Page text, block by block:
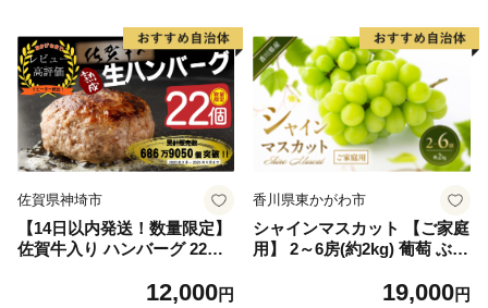
切り身 魚 わけあり
佐賀県神埼市
【14日以内発送！数量限定】
佐賀牛入り ハンバーグ 22個
毛和牛 ブランド牛 九州 ハン
12,000円
香川県東かがわ市
シャインマスカット 【ご家庭
用】 2～6房(約2kg) 葡萄 ぶど
もの 果実 旬の果物 旬のフル
19,000円